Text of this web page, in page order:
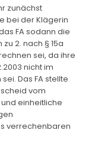
zunächst
bei der Klägerin
FA sodann die
2. nach § 15a
sei, da ihre
nicht im
Das FA stellte
vom
und einheitliche
verrechenbaren